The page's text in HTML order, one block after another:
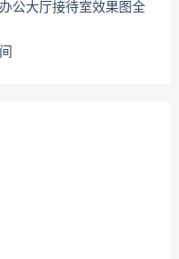
公大厅接待室效果图全